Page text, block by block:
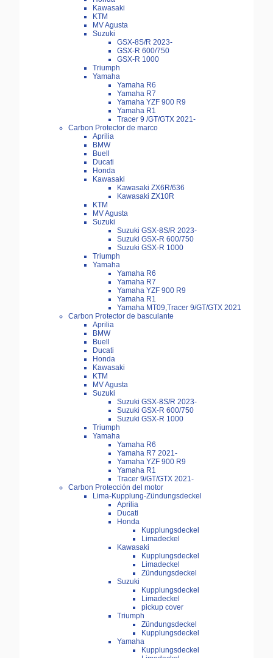
Kawasaki
KTM
MV Agusta
Suzuki
GSX-8S/R 2023-
GSX-R 600/750
GSX-R 1000
Triumph
Yamaha
Yamaha R6
Yamaha R7
Yamaha YZF 900 R9
Yamaha R1
Tracer 9 /GT/GTX 2021-
Carbon Protector de marco
Aprilia
BMW
Buell
Ducati
Honda
Kawasaki
Kawasaki ZX6R/636
Kawasaki ZX10R
KTM
MV Agusta
Suzuki
Suzuki GSX-8S/R 2023-
Suzuki GSX-R 600/750
Suzuki GSX-R 1000
Triumph
Yamaha
Yamaha R6
Yamaha R7
Yamaha YZF 900 R9
Yamaha R1
Yamaha MT09,Tracer 9/GT/GTX 2021
Carbon Protector de basculante
Aprilia
BMW
Buell
Ducati
Honda
Kawasaki
KTM
MV Agusta
Suzuki
Suzuki GSX-8S/R 2023-
Suzuki GSX-R 600/750
Suzuki GSX-R 1000
Triumph
Yamaha
Yamaha R6
Yamaha R7 2021-
Yamaha YZF 900 R9
Yamaha R1
Tracer 9/GT/GTX 2021-
Carbon Protección del motor
Lima-Kupplung-Zündungsdeckel
Aprilia
Ducati
Honda
Kupplungsdeckel
Limadeckel
Kawasaki
Kupplungsdeckel
Limadeckel
Zündungsdeckel
Suzuki
Kupplungsdeckel
Limadeckel
pickup cover
Triumph
Zündungsdeckel
Kupplungsdeckel
Yamaha
Kupplungsdeckel